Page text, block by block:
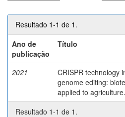
Resultado 1-1 de 1.
Ano de
publicação
Título
2021
CRISPR technology
genome editing:
applied to agriculture.
Resultado 1-1 de 1.